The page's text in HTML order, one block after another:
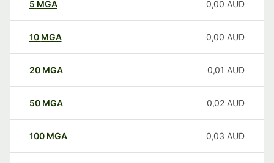
5 MGA 0,00 AUD
10 MGA 0,00 AUD
20 MGA 0,01 AUD
50 MGA 0,02 AUD
100 MGA 0,03 AUD